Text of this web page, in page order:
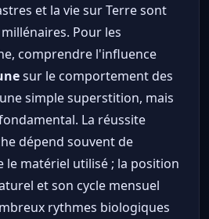
et la vie sur Terre sont
Pour les
comprendre l'influence
sur le comportement des
simple superstition, mais
La réussite
dépend souvent de
le matériel utilisé ; la position
et son cycle mensuel
rythmes biologiques